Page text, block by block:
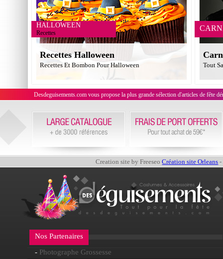
HALLOWEEN
Recettes
Recettes Halloween
Recettes Et Bombon Pour Halloween Tout
Desdeguisements.com vous propose la plus grande sélection d'articles de fête
Creation site by FreeseoCréation site Orleans -
Nos Partenaires
- Photographe Grossesse